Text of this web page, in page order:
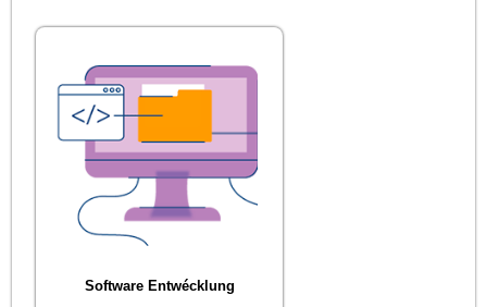
Software Entwécklung